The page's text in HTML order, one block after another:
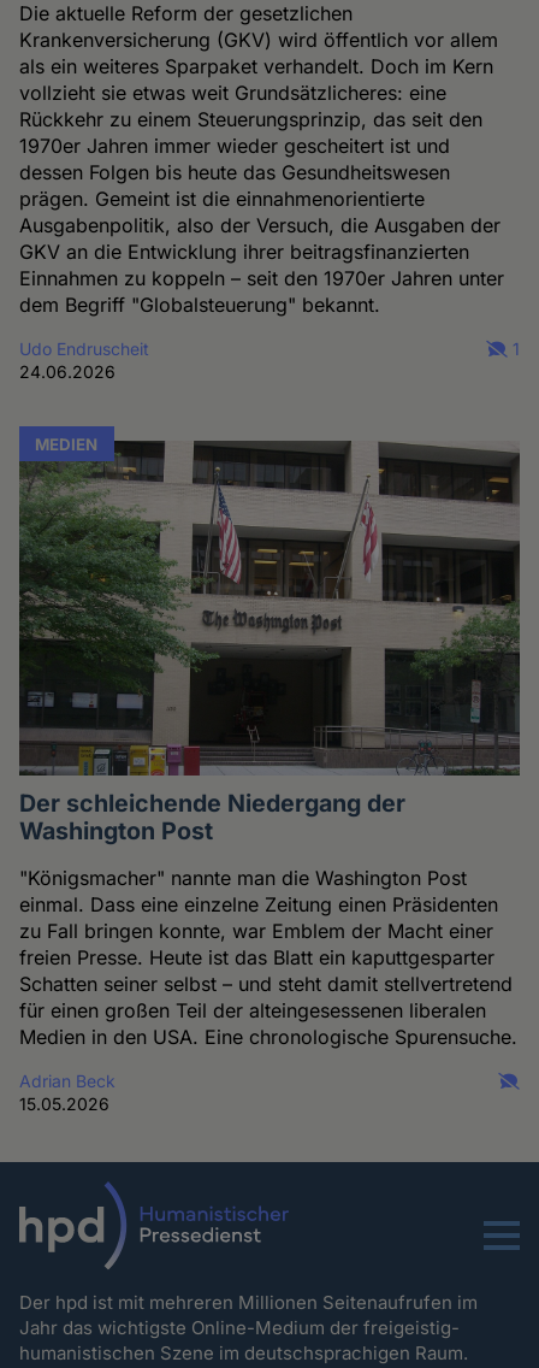
Die aktuelle Reform der gesetzlichen
Krankenversicherung (GKV) wird öffentlich vor allem
als ein weiteres Sparpaket verhandelt. Doch im Kern
vollzieht sie etwas weit Grundsätzlicheres: eine
Rückkehr zu einem Steuerungsprinzip, das seit den
1970er Jahren immer wieder gescheitert ist und
dessen Folgen bis heute das Gesundheitswesen
prägen. Gemeint ist die einnahmenorientierte
Ausgabenpolitik, also der Versuch, die Ausgaben der
GKV an die Entwicklung ihrer beitragsfinanzierten
Einnahmen zu koppeln – seit den 1970er Jahren unter
dem Begriff "Globalsteuerung" bekannt.
Udo Endruscheit
24.06.2026
1
MEDIEN
Der schleichende Niedergang der
Washington Post
"Königsmacher" nannte man die Washington Post
einmal. Dass eine einzelne Zeitung einen Präsidenten
zu Fall bringen konnte, war Emblem der Macht einer
freien Presse. Heute ist das Blatt ein kaputtgesparter
Schatten seiner selbst – und steht damit stellvertretend
für einen großen Teil der alteingesessenen liberalen
Medien in den USA. Eine chronologische Spurensuche.
Adrian Beck
15.05.2026
Menu
Der hpd ist mit mehreren Millionen Seitenaufrufen im
Jahr das wichtigste Online-Medium der freigeistig-
humanistischen Szene im deutschsprachigen Raum.